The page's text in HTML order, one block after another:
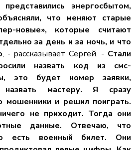
энергосбытом,
что меняют старые
новые», которые считают
за день и за ночь, и что
, - рассказывает Сергей. - Стали
назвать код из смс-
это будет номер заявки,
мастеру. Я сразу
мошенники и решил поиграть.
не приходит. Тогда они
данные. Отвечаю, что
есть военный билет. Они